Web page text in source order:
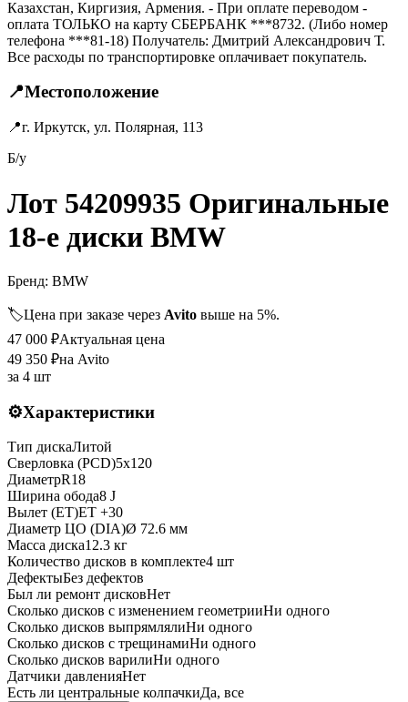
Казахстан, Киргизия, Армения. - При оплате переводом -
оплата ТОЛЬКО на карту СБЕРБАНК ***8732. (Либо номер
телефона ***81-18) Получатель: Дмитрий Александрович Т.
Все расходы по транспортировке оплачивает покупатель.
📍Местоположение
📍г. Иркутск, ул. Полярная, 113
Б/у
Лот 54209935 Оригинальные
18-е диски BMW
Бренд: BMW
🏷️Цена при заказе через Avito выше на 5%.
47 000 ₽Актуальная цена
49 350 ₽на Avito
за 4 шт
⚙️Характеристики
Тип дискаЛитой
Сверловка (PCD)5x120
ДиаметрR18
Ширина обода8 J
Вылет (ET)ET +30
Диаметр ЦО (DIA)Ø 72.6 мм
Масса диска12.3 кг
Количество дисков в комплекте4 шт
ДефектыБез дефектов
Был ли ремонт дисковНет
Сколько дисков с изменением геометрииНи одного
Сколько дисков выпрямлялиНи одного
Сколько дисков с трещинамиНи одного
Сколько дисков варилиНи одного
Датчики давленияНет
Есть ли центральные колпачкиДа, все